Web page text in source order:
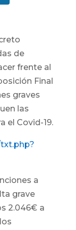
de
frente al
Final
graves
las
el Covid-19.
a
grave
2.046€ a